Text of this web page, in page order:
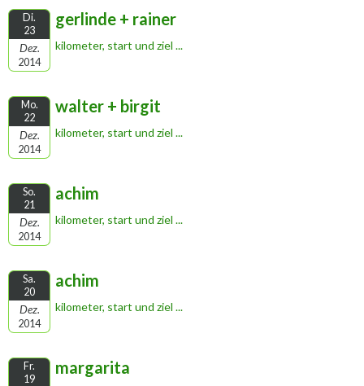
Di.
23
Dez.
2014
gerlinde + rainer
kilometer, start und ziel ...
Mo.
22
Dez.
2014
walter + birgit
kilometer, start und ziel ...
So.
21
Dez.
2014
achim
kilometer, start und ziel ...
Sa.
20
Dez.
2014
achim
kilometer, start und ziel ...
Fr.
19
margarita